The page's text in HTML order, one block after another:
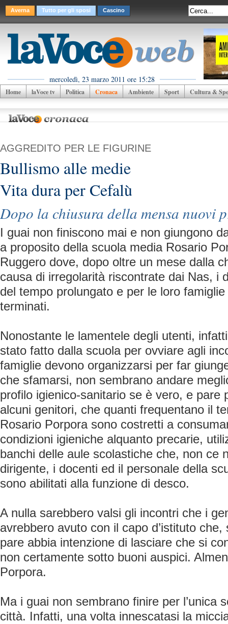
Averna Tutto per gli sposi Cascino
mercoledì, 23 marzo 2011 ore 15:28
Home laVoce tv Politica Cronaca Ambiente Sport Cultura &
AGGREDITO PER LE FIGURINE
Bullismo alle medie
Vita dura per Cefalù
Dopo la chiusura della mensa nuovi
I guai non finiscono mai e non giungono
a proposito della scuola media Rosario
Ruggero dove, dopo oltre un mese dalla
causa di irregolarità riscontrate dai Nas, i
del tempo prolungato e per le loro
terminati.
Nonostante le lamentele degli utenti,
stato fatto dalla scuola per ovviare agli
famiglie devono organizzarsi per far
che sfamarsi, non sembrano andare
profilo igienico-sanitario se è vero, e pare
alcuni genitori, che quanti frequentano il
Rosario Porpora sono costretti a
condizioni igieniche alquanto precarie,
banchi delle aule scolastiche che, non ce
dirigente, i docenti ed il personale della
sono abilitati alla funzione di desco.
A nulla sarebbero valsi gli incontri che i
avrebbero avuto con il capo d’istituto
pare abbia intenzione di lasciare che si
non certamente sotto buoni auspici.
Porpora.
Ma i guai non sembrano finire per l’unica
città. Infatti, una volta innescatasi la